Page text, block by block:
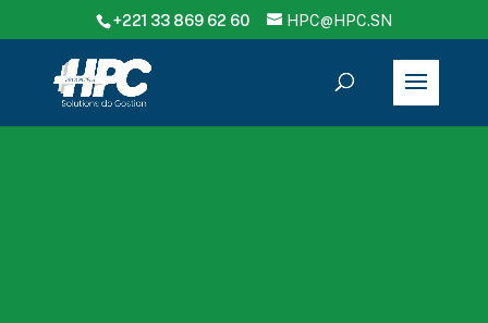
+221 33 869 62 60 HPC@HPC.SN